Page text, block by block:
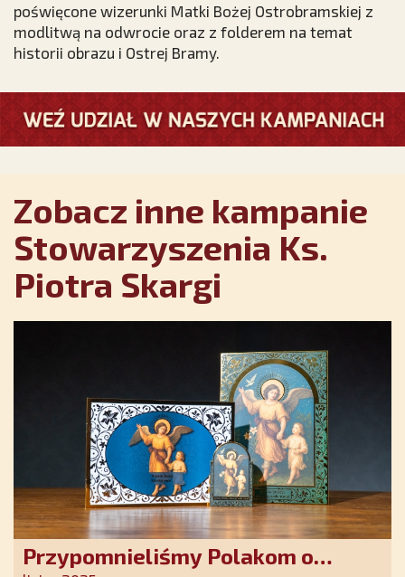
poświęcone wizerunki Matki Bożej Ostrobramskiej z
modlitwą na odwrocie oraz z folderem na temat
historii obrazu i Ostrej Bramy.
Zobacz inne kampanie
Stowarzyszenia Ks.
Piotra Skargi
Przypomnieliśmy Polakom o